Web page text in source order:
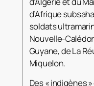
d’Afrique
soldats
Nouvelle-
Guyane, de La
Miquelon.
Des « indigènes